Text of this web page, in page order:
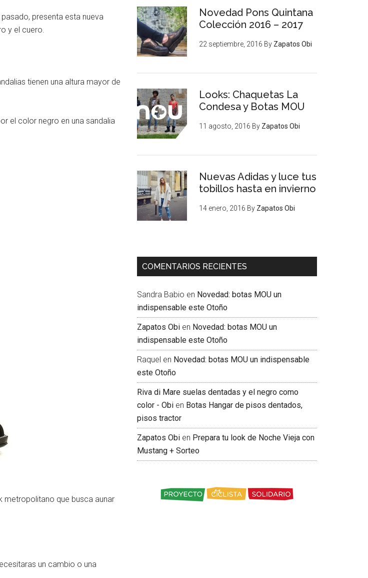
presenta esta nueva
y el cuero.
tienen una altura mayor de
el color negro en una sandalia
metropolitano que busca aunar
un cambio o una
Novedad Pons Quintana
Colección 2016 – 2017
22 septiembre, 2016 By Zapatos Obi
Looks: Chaquetas La
Condesa y Botas MOU
11 agosto, 2016 By Zapatos Obi
Nuevas Adidas y luce tus
tobillos hasta en invierno
14 enero, 2016 By Zapatos Obi
COMENTARIOS RECIENTES
Sandra Babio en Novedad: botas MOU un
indispensable este Otoño
Zapatos Obi en Novedad: botas MOU un
indispensable este Otoño
Raquel en Novedad: botas MOU un indispensable
este Otoño
Riva di Mare suelas dentadas y el negro como
color - Obi en Botas Hangar de pisos dentados,
pisos tractor
Zapatos Obi en Prepara tu look de Noche Vieja con
Mustang + Sorteo